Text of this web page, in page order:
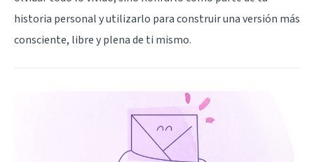
historia personal y utilizarlo para construir una versión más
consciente, libre y plena de ti mismo.